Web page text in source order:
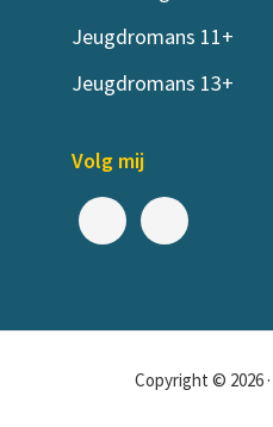
Jeugdromans 11+
Jeugdromans 13+
Volg mij
Copyright © 2026 ·